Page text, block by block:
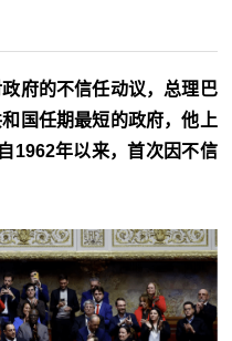
府的不信任动议，总理巴
国任期最短的政府，他上
1962年以来，首次因不信